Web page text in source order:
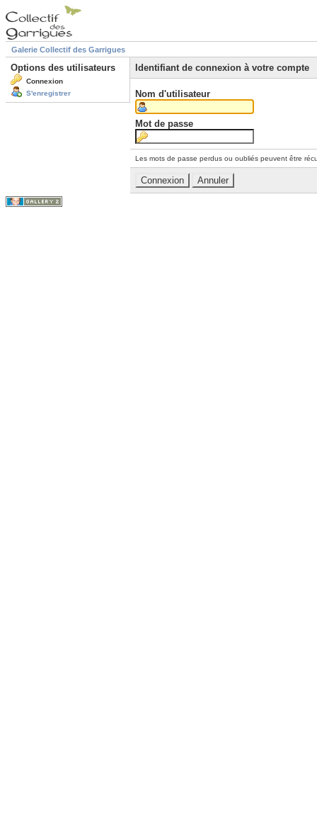
Galerie Collectif des Garrigues
Options des utilisateurs
Connexion
S'enregistrer
Identifiant de connexion à votre compte
Nom d'utilisateur
Mot de passe
Les mots de passe perdus ou oubliés peuvent être